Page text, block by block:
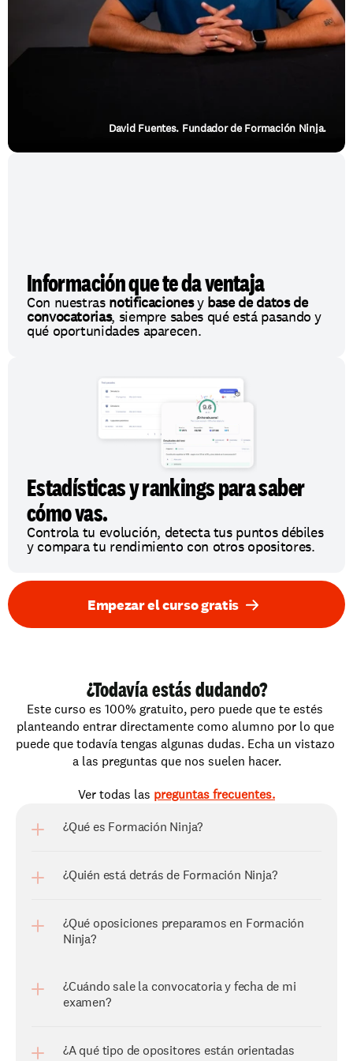
David Fuentes. Fundador de Formación Ninja.
Información que te da ventaja
Con nuestras notificaciones y base de datos de
convocatorias, siempre sabes qué está pasando y
qué oportunidades aparecen.
Estadísticas y rankings para saber
cómo vas.
Controla tu evolución, detecta tus puntos débiles
y compara tu rendimiento con otros opositores.
Empezar el curso gratis
¿Todavía estás dudando?
Este curso es 100% gratuito, pero puede que te estés
planteando entrar directamente como alumno por lo que
puede que todavía tengas algunas dudas. Echa un vistazo
a las preguntas que nos suelen hacer.
Ver todas las preguntas frecuentes.
¿Qué es Formación Ninja?
¿Quién está detrás de Formación Ninja?
¿Qué oposiciones preparamos en Formación
Ninja?
¿Cuándo sale la convocatoria y fecha de mi
examen?
¿A qué tipo de opositores están orientadas